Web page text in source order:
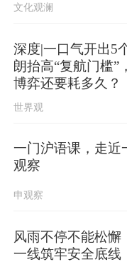
文化观澜
深度|一口气开出5
朗抬高“复航门槛”
博弈还要耗多久？
世界观
一门沪语课，走近
观察
申观察
风雨不停不能松懈
一线筑牢安全底线